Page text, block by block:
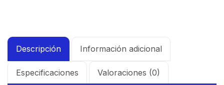
Descripción Información adicional
Especificaciones Valoraciones (0)